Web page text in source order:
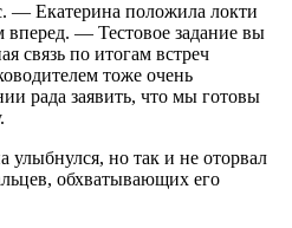
— Екатерина положила локти
вперед. — Тестовое задание вы
связь по итогам встреч
тоже очень
рада заявить, что мы готовы
но так и не оторвал
обхватывающих его